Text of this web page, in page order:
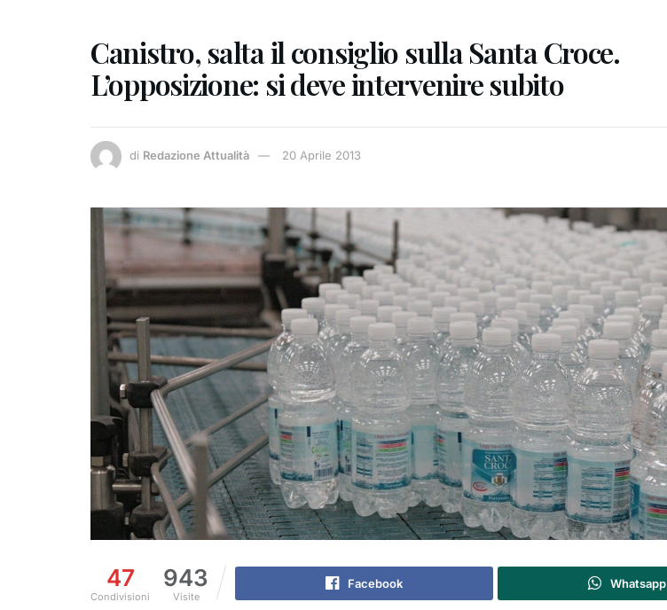
Canistro, salta il consiglio sulla Santa Croce.
L’opposizione: si deve intervenire subito
di Redazione Attualità 20 Aprile 2013
47
Condivisioni
943
Visite
Facebook Whatsapp